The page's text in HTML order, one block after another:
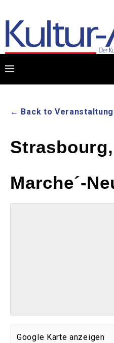
← Back to
Marche´-
Google Karte anzeigen